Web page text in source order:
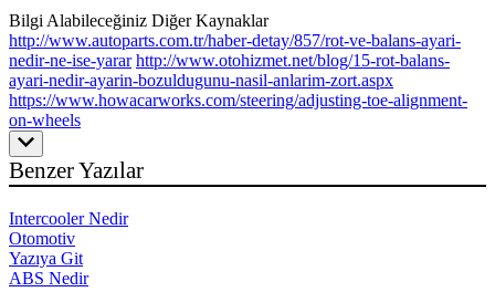
Bilgi Alabileceğiniz Diğer Kaynaklar
http://www.autoparts.com.tr/haber-detay/857/rot-ve-balans-ayari-
nedir-ne-ise-yarar http://www.otohizmet.net/blog/15-rot-balans-
ayari-nedir-ayarin-bozuldugunu-nasil-anlarim-zort.aspx
https://www.howacarworks.com/steering/adjusting-toe-alignment-
on-wheels
Benzer Yazılar
Intercooler Nedir
Otomotiv
Yazıya Git
ABS Nedir